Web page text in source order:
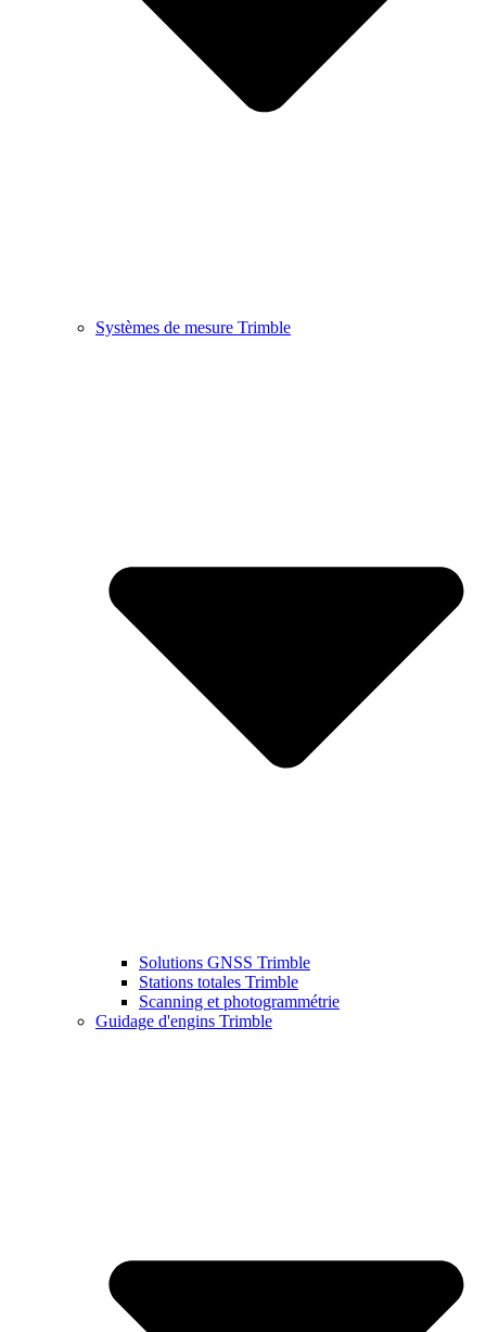
Systèmes de mesure Trimble
Solutions GNSS Trimble
Stations totales Trimble
Scanning et photogrammétrie
Guidage d'engins Trimble